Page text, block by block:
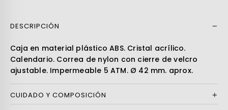
DESCRIPCIÓN
Caja en material plástico ABS. Cristal acrílico.
Calendario. Correa de nylon con cierre de velcro
ajustable. Impermeable 5 ATM. Ø 42 mm. aprox.
CUIDADO Y COMPOSICIÓN